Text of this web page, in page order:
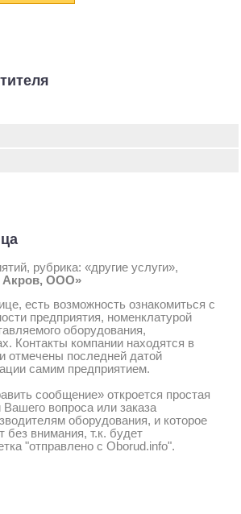
рубрика: «другие услуги»,
Акров, ООО»
есть возможность ознакомиться с
предприятия, номенклатурой
оборудования,
Контакты компании находятся в
отмечены последней датой
самим предприятием.
сообщение» откроется простая
вопроса или заказа
оборудования, и которое
без внимания, т.к. будет
"отправлено с Oborud.info".